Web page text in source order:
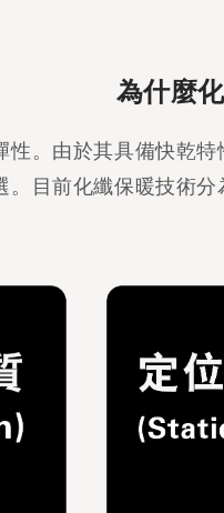
為什麼
。由於其具備快乾
。目前化纖保暖技術分